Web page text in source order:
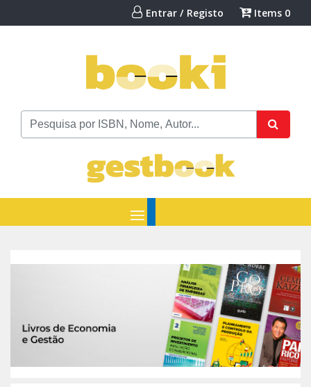
Entrar / Registo Items 0